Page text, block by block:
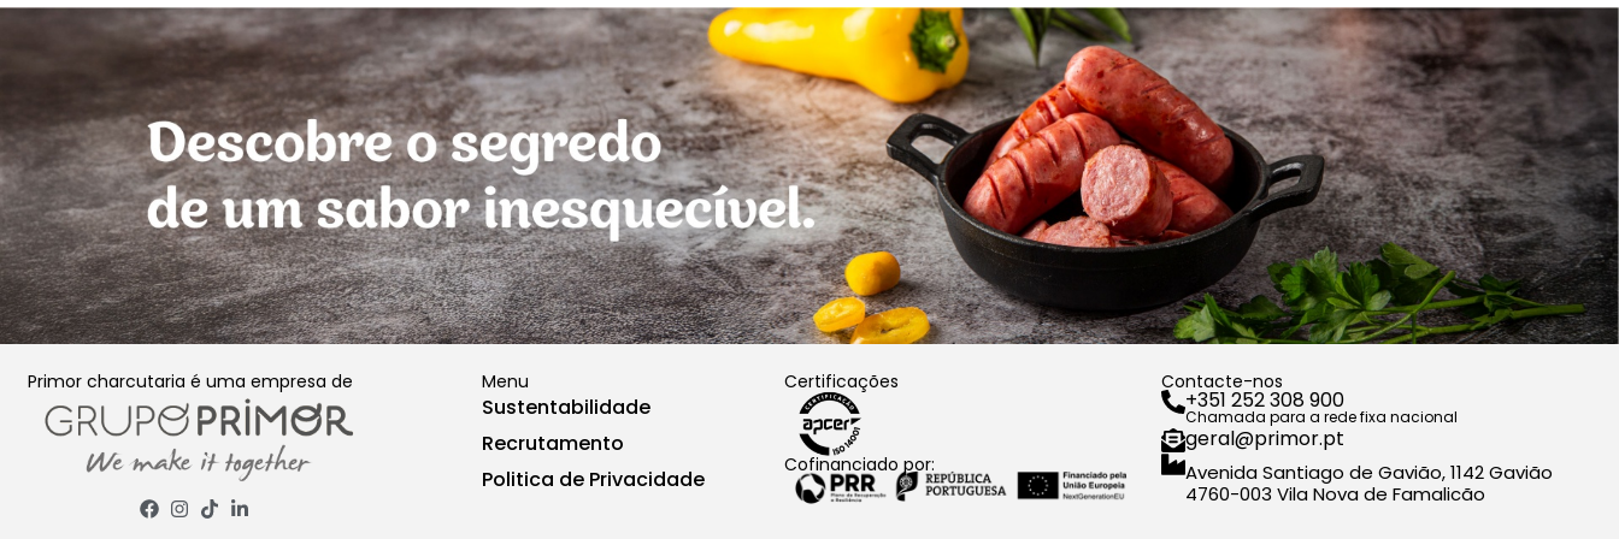
Primor charcutaria é uma empresa de Menu
Sustentabilidade
Recrutamento
Politica de Privacidade
Certificações
Cofinanciado por:
Contacte-nos
+351 252 308 900
Chamada para a rede fixa nacional
geral@primor.pt
Avenida Santiago de Gavião, 1142 Gavião
4760-003 Vila Nova de Famalicão